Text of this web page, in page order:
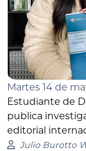
Martes 14 de
Estudiante de
publica
editorial
Julio Burotto